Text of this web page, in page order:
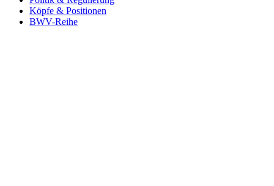
Köpfe & Positionen
BWV-Reihe